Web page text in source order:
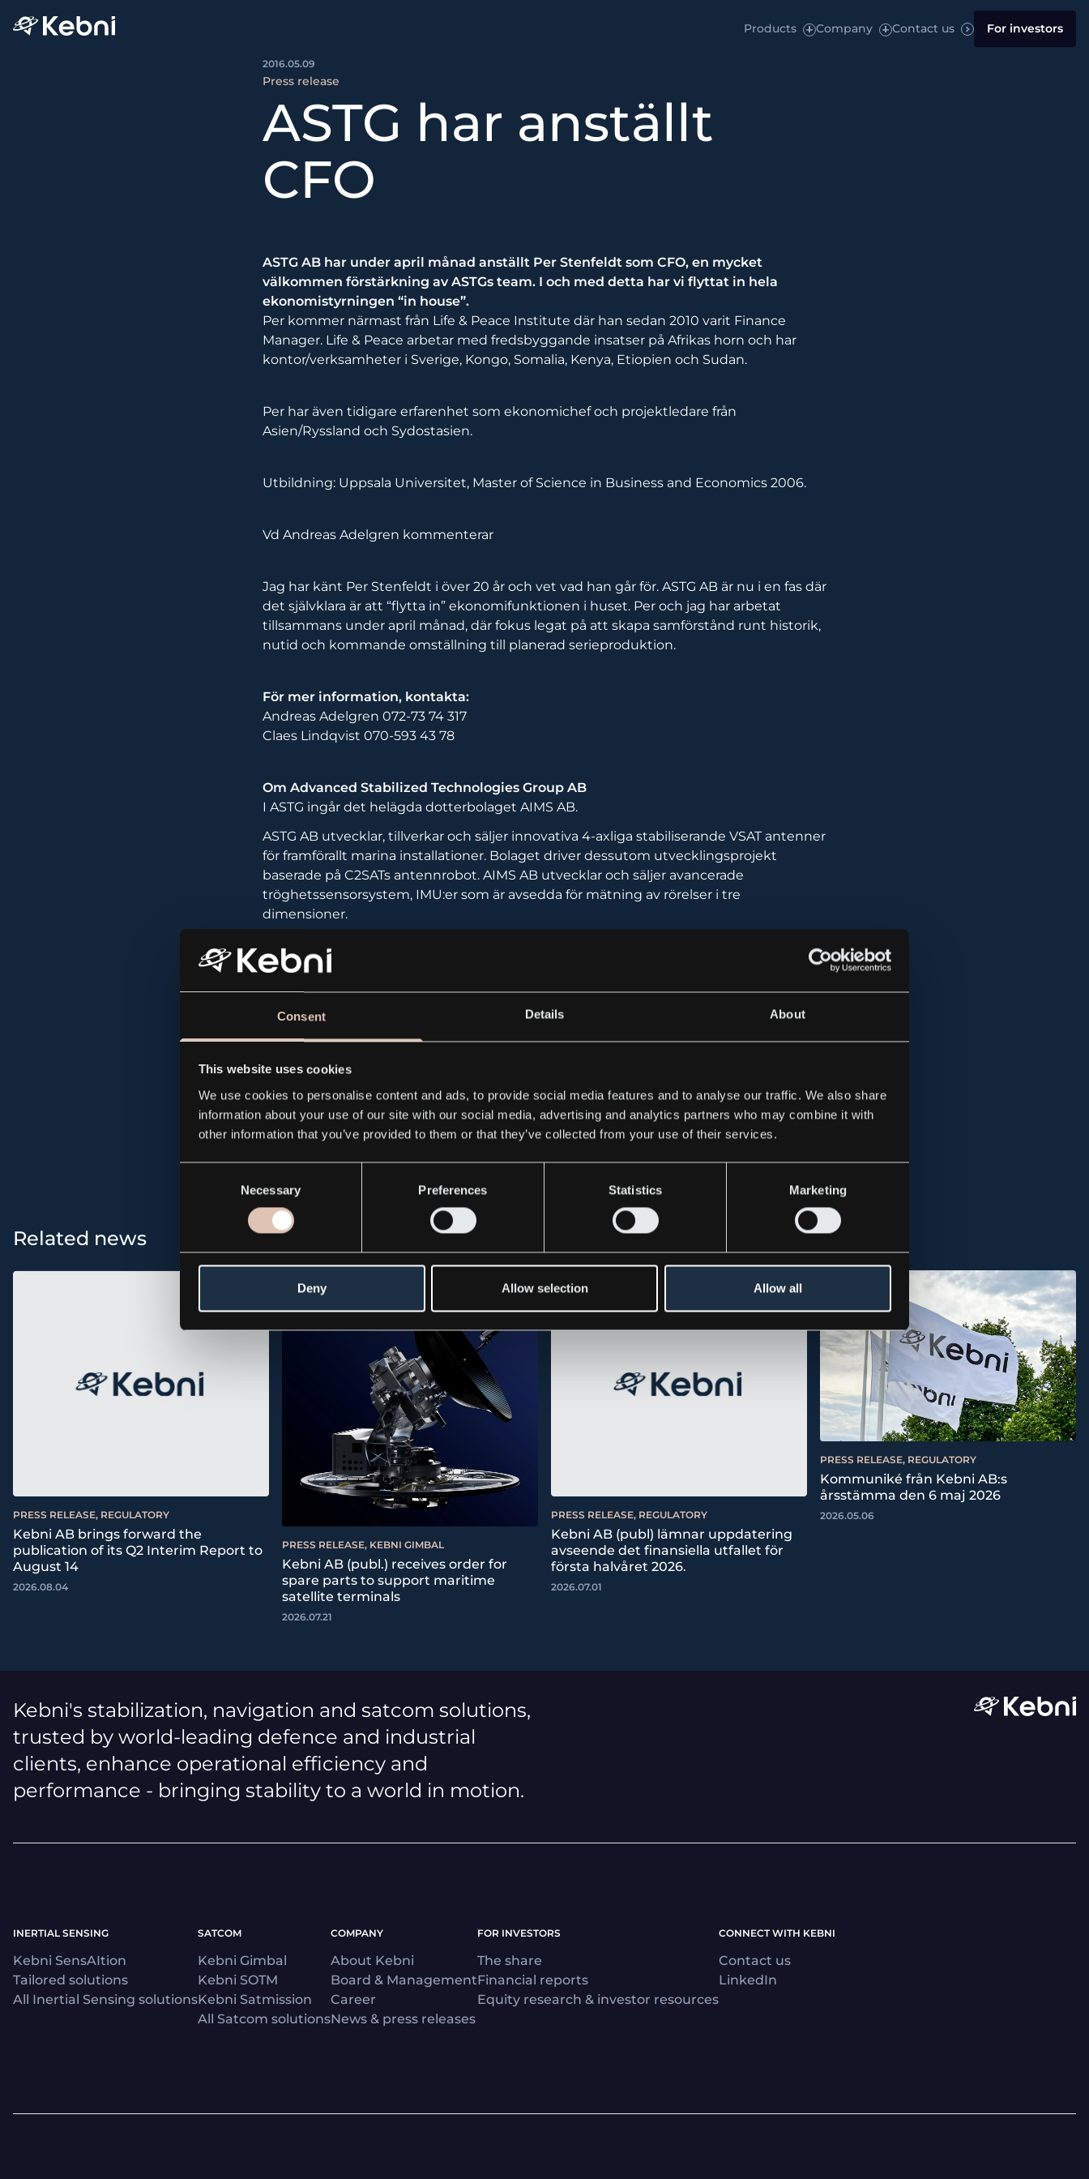
Consent Details About
This website uses cookies
We use cookies to personalise content and ads, to provide social media features and to analyse our traffic. We also share
information about your use of our site with our social media, advertising and analytics partners who may combine it with
other information that you’ve provided to them or that they’ve collected from your use of their services.
Necessary Preferences Statistics Marketing
Deny Allow selection Allow all
Products Company Contact us For investors
2016.05.09
Press release
ASTG har anställt
CFO
ASTG AB har under april månad anställt Per Stenfeldt som CFO, en mycket
välkommen förstärkning av ASTGs team. I och med detta har vi flyttat in hela
ekonomistyrningen “in house”.
Per kommer närmast från Life & Peace Institute där han sedan 2010 varit Finance
Manager. Life & Peace arbetar med fredsbyggande insatser på Afrikas horn och har
kontor/verksamheter i Sverige, Kongo, Somalia, Kenya, Etiopien och Sudan.
Per har även tidigare erfarenhet som ekonomichef och projektledare från
Asien/Ryssland och Sydostasien.
Utbildning: Uppsala Universitet, Master of Science in Business and Economics 2006.
Vd Andreas Adelgren kommenterar
Jag har känt Per Stenfeldt i över 20 år och vet vad han går för. ASTG AB är nu i en fas där
det självklara är att “flytta in” ekonomifunktionen i huset. Per och jag har arbetat
tillsammans under april månad, där fokus legat på att skapa samförstånd runt historik,
nutid och kommande omställning till planerad serieproduktion.
För mer information, kontakta:
Andreas Adelgren 072-73 74 317
Claes Lindqvist 070-593 43 78
Om Advanced Stabilized Technologies Group AB
I ASTG ingår det helägda dotterbolaget AIMS AB.
ASTG AB utvecklar, tillverkar och säljer innovativa 4-axliga stabiliserande VSAT antenner
för framförallt marina installationer. Bolaget driver dessutom utvecklingsprojekt
baserade på C2SATs antennrobot. AIMS AB utvecklar och säljer avancerade
tröghetssensorsystem, IMU:er som är avsedda för mätning av rörelser i tre
dimensioner.
All news and press releases
Related news
PRESS RELEASE, REGULATORY
Kebni AB brings forward the
publication of its Q2 Interim Report to
August 14
2026.08.04
PRESS RELEASE, KEBNI GIMBAL
Kebni AB (publ.) receives order for
spare parts to support maritime
satellite terminals
2026.07.21
PRESS RELEASE, REGULATORY
Kebni AB (publ) lämnar uppdatering
avseende det finansiella utfallet för
första halvåret 2026.
2026.07.01
PRESS RELEASE, REGULATORY
Kommuniké från Kebni AB:s
årsstämma den 6 maj 2026
2026.05.06
Kebni's stabilization, navigation and satcom solutions,
trusted by world-leading defence and industrial
clients, enhance operational efficiency and
performance - bringing stability to a world in motion.
INERTIAL SENSING
Kebni SensAItion
Tailored solutions
All Inertial Sensing solutions
SATCOM
Kebni Gimbal
Kebni SOTM
Kebni Satmission
All Satcom solutions
COMPANY
About Kebni
Board & Management
Career
News & press releases
FOR INVESTORS
The share
Financial reports
Equity research & investor resources
CONNECT WITH KEBNI
Contact us
LinkedIn